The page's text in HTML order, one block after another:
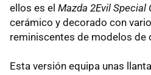
ellos es el Mazda 2Evil Special
cerámico y decorado con
reminiscentes de modelos de
Esta versión equipa unas